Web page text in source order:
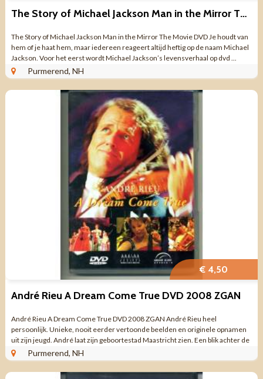
The Story of Michael Jackson Man in the Mirror The Movie DVD
The Story of Michael Jackson Man in the Mirror The Movie DVD Je houdt van
hem of je haat hem, maar iedereen reageert altijd heftig op de naam Michael
Jackson. Voor het eerst wordt Michael Jackson’s levensverhaal op dvd ...
Purmerend, NH
€ 4,50
André Rieu A Dream Come True DVD 2008 ZGAN
André Rieu A Dream Come True DVD 2008 ZGAN André Rieu heel
persoonlijk. Unieke, nooit eerder vertoonde beelden en originele opnamen
uit zijn jeugd. André laat zijn geboortestad Maastricht zien. Een blik achter de
...
Purmerend, NH